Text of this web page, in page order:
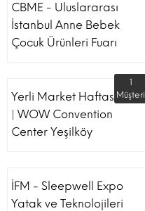
CBME - Uluslararası
İstanbul Anne Bebek
Çocuk Ürünleri Fuarı
Yerli Market Haftası Fuarı
| WOW Convention
Center Yeşilköy
1
Müşteri
İFM - Sleepwell Expo
Yatak ve Teknolojileri